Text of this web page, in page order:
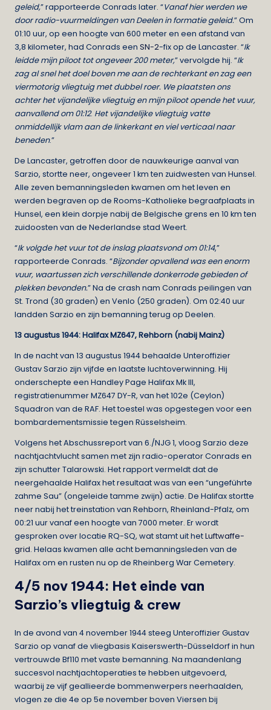
geleid,” rapporteerde Conrads later. “Vanaf hier werden we
door radio-vuurmeldingen van Deelen in formatie geleid.” Om
01:10 uur, op een hoogte van 600 meter en een afstand van
3,8 kilometer, had Conrads een SN-2-fix op de Lancaster. “Ik
leidde mijn piloot tot ongeveer 200 meter,” vervolgde hij. “Ik
zag al snel het doel boven me aan de rechterkant en zag een
viermotorig vliegtuig met dubbel roer. We plaatsten ons
achter het vijandelijke vliegtuig en mijn piloot opende het vuur,
aanvallend om 01:12. Het vijandelijke vliegtuig vatte
onmiddellijk vlam aan de linkerkant en viel verticaal naar
beneden.”
De Lancaster, getroffen door de nauwkeurige aanval van
Sarzio, stortte neer, ongeveer 1 km ten zuidwesten van Hunsel.
Alle zeven bemanningsleden kwamen om het leven en
werden begraven op de Rooms-Katholieke begraafplaats in
Hunsel, een klein dorpje nabij de Belgische grens en 10 km ten
zuidoosten van de Nederlandse stad Weert.
“Ik volgde het vuur tot de inslag plaatsvond om 01:14,”
rapporteerde Conrads. “Bijzonder opvallend was een enorm
vuur, waartussen zich verschillende donkerrode gebieden of
plekken bevonden.” Na de crash nam Conrads peilingen van
St. Trond (30 graden) en Venlo (250 graden). Om 02:40 uur
landden Sarzio en zijn bemanning terug op Deelen.
13 augustus 1944: Halifax MZ647, Rehborn (nabij Mainz)
In de nacht van 13 augustus 1944 behaalde Unteroffizier
Gustav Sarzio zijn vijfde en laatste luchtoverwinning. Hij
onderschepte een Handley Page Halifax Mk III,
registratienummer MZ647 DY-R, van het 102e (Ceylon)
Squadron van de RAF. Het toestel was opgestegen voor een
bombardementsmissie tegen Rüsselsheim.
Volgens het Abschussreport van 6./NJG 1, vloog Sarzio deze
nachtjachtvlucht samen met zijn radio-operator Conrads en
zijn schutter Talarowski. Het rapport vermeldt dat de
neergehaalde Halifax het resultaat was van een “ungeführte
zahme Sau” (ongeleide tamme zwijn) actie. De Halifax stortte
neer nabij het treinstation van Rehborn, Rheinland-Pfalz, om
00:21 uur vanaf een hoogte van 7000 meter. Er wordt
gesproken over locatie RQ-SQ, wat stamt uit hetLuftwaffe-
grid. Helaas kwamen alle acht bemanningsleden van de
Halifax om en rusten nu op de Rheinberg War Cemetery.
4/5 nov 1944: Het einde van
Sarzio’s vliegtuig & crew
In de avond van 4 november 1944 steeg Unteroffizier Gustav
Sarzio op vanaf de vliegbasis Kaiserswerth-Düsseldorf in hun
vertrouwde Bf110 met vaste bemanning. Na maandenlang
succesvol nachtjachtoperaties te hebben uitgevoerd,
waarbij ze vijf geallieerde bommenwerpers neerhaalden,
vlogen ze die 4e op 5e november boven Viersen bij